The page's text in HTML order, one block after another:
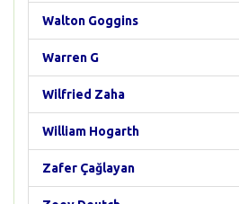
Walton Goggins
Warren G
Wilfried Zaha
William Hogarth
Zafer Çağlayan